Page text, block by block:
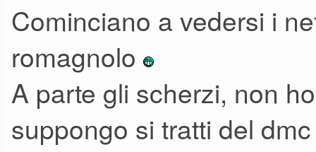
Cominciano a vedersi i
romagnolo
A parte gli scherzi, non
suppongo si tratti del